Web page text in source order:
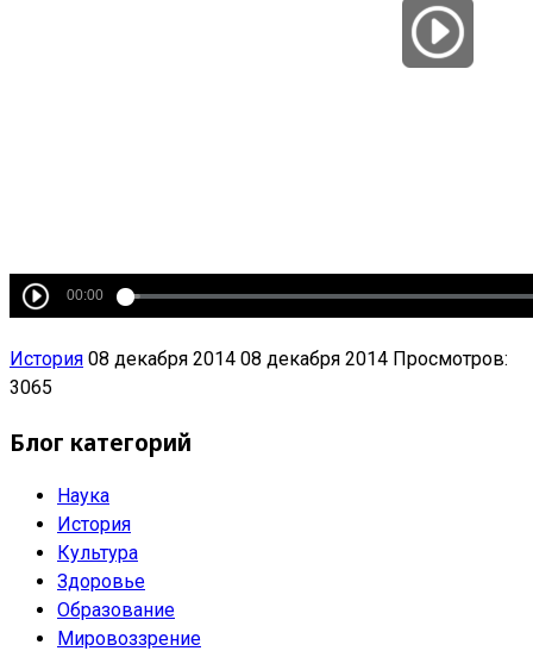
История 08 декабря 2014 08 декабря 2014 Просмотров:
3065
Блог категорий
Наука
История
Культура
Здоровье
Образование
Мировоззрение